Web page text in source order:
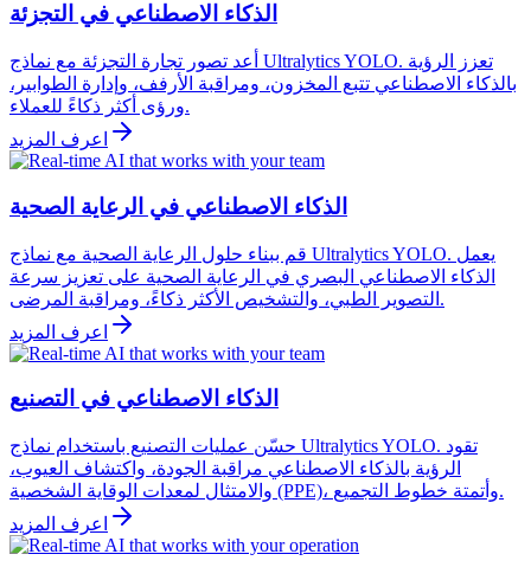
الذكاء الاصطناعي في التجزئة
أعد تصور تجارة التجزئة مع نماذج Ultralytics YOLO. تعزز الرؤية
بالذكاء الاصطناعي تتبع المخزون، ومراقبة الأرفف، وإدارة الطوابير،
ورؤى أكثر ذكاءً للعملاء.
اعرف المزيد
الذكاء الاصطناعي في الرعاية الصحية
قم ببناء حلول الرعاية الصحية مع نماذج Ultralytics YOLO. يعمل
الذكاء الاصطناعي البصري في الرعاية الصحية على تعزيز سرعة
التصوير الطبي، والتشخيص الأكثر ذكاءً، ومراقبة المرضى.
اعرف المزيد
الذكاء الاصطناعي في التصنيع
حسّن عمليات التصنيع باستخدام نماذج Ultralytics YOLO. تقود
الرؤية بالذكاء الاصطناعي مراقبة الجودة، واكتشاف العيوب،
والامتثال لمعدات الوقاية الشخصية (PPE)، وأتمتة خطوط التجميع.
اعرف المزيد